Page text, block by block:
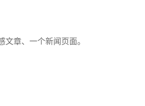
章、一个新闻页面。